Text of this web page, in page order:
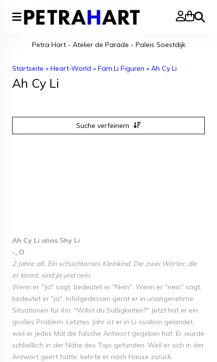
Suche
Petra Hart - Atelier de Parade - Paleis Soestdijk
Startseite » Heart-World » Fam.Li Figuren » Ah Cy Li
Ah Cy Li
Suche verfeinern
Ah Cy Li alias Shy Li
-_O
2 Jahre alt. Ein schüchternes Kleinkind. Die zwei Wörter, die
er kennt, sind ja und nein.
Wenn er "Ja" sagt, bedeutet er "Nein". Wenn er "nein" sagt,
bedeutet er "ja". Infolgedessen gerät er in unangenehme
Situationen für ihn. "Willst du Süßigkeiten?" Jetzt hat er ein
großes Problem. Letztes Jahr ist er in Li-ssabon gelandet,
weil er jedes Mal die falsche Antwort gegeben hat. Er wurde
schließlich in der Nähe des Tajo gefunden. Weil er sich in der
Antwort geirrt hatte, kehrte er nach Hause zurück.